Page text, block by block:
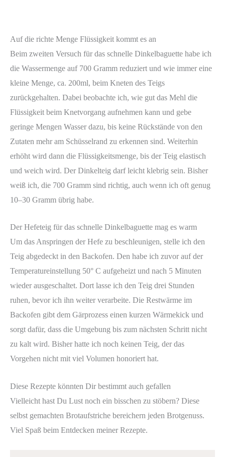
Auf die richte Menge Flüssigkeit kommt es an
Beim zweiten Versuch für das schnelle Dinkelbaguette habe ich
die Wassermenge auf 700 Gramm reduziert und wie immer eine
kleine Menge, ca. 200ml, beim Kneten des Teigs
zurückgehalten. Dabei beobachte ich, wie gut das Mehl die
Flüssigkeit beim Knetvorgang aufnehmen kann und gebe
geringe Mengen Wasser dazu, bis keine Rückstände von den
Zutaten mehr am Schüsselrand zu erkennen sind. Weiterhin
erhöht wird dann die Flüssigkeitsmenge, bis der Teig elastisch
und weich wird. Der Dinkelteig darf leicht klebrig sein. Bisher
weiß ich, die 700 Gramm sind richtig, auch wenn ich oft genug
10–30 Gramm übrig habe.
Der Hefeteig für das schnelle Dinkelbaguette mag es warm
Um das Anspringen der Hefe zu beschleunigen, stelle ich den
Teig abgedeckt in den Backofen. Den habe ich zuvor auf der
Temperatureinstellung 50° C aufgeheizt und nach 5 Minuten
wieder ausgeschaltet. Dort lasse ich den Teig drei Stunden
ruhen, bevor ich ihn weiter verarbeite. Die Restwärme im
Backofen gibt dem Gärprozess einen kurzen Wärmekick und
sorgt dafür, dass die Umgebung bis zum nächsten Schritt nicht
zu kalt wird. Bisher hatte ich noch keinen Teig, der das
Vorgehen nicht mit viel Volumen honoriert hat.
Diese Rezepte könnten Dir bestimmt auch gefallen
Vielleicht hast Du Lust noch ein bisschen zu stöbern? Diese
selbst gemachten Brotaufstriche bereichern jeden Brotgenuss.
Viel Spaß beim Entdecken meiner Rezepte.